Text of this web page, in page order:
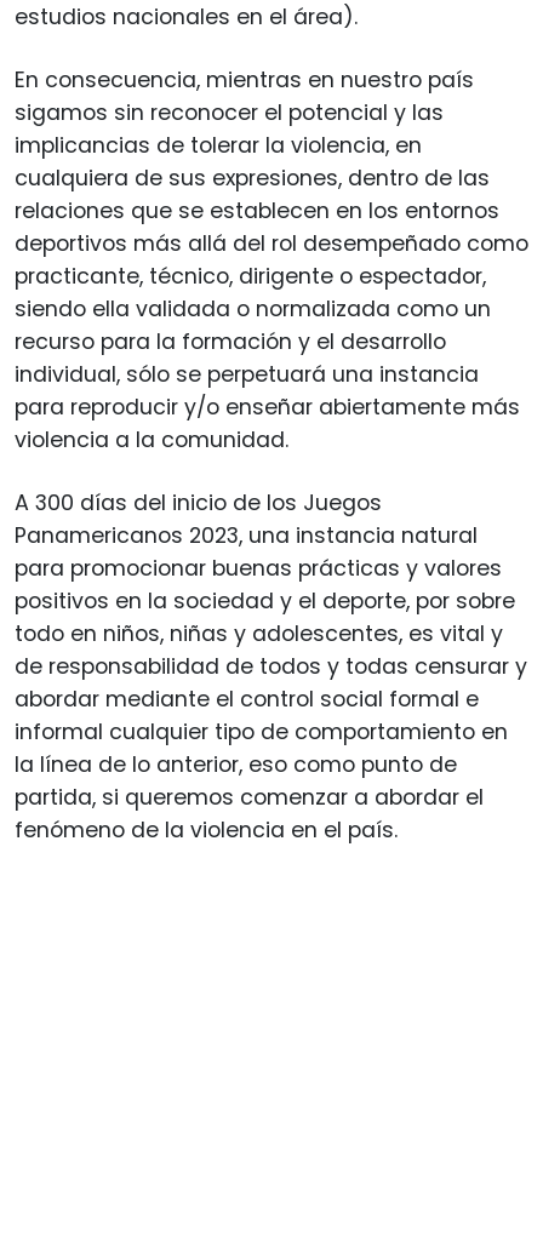
estudios nacionales en el área).
En consecuencia, mientras en nuestro país
sigamos sin reconocer el potencial y las
implicancias de tolerar la violencia, en
cualquiera de sus expresiones, dentro de las
relaciones que se establecen en los entornos
deportivos más allá del rol desempeñado como
practicante, técnico, dirigente o espectador,
siendo ella validada o normalizada como un
recurso para la formación y el desarrollo
individual, sólo se perpetuará una instancia
para reproducir y/o enseñar abiertamente más
violencia a la comunidad.
A 300 días del inicio de los Juegos
Panamericanos 2023, una instancia natural
para promocionar buenas prácticas y valores
positivos en la sociedad y el deporte, por sobre
todo en niños, niñas y adolescentes, es vital y
de responsabilidad de todos y todas censurar y
abordar mediante el control social formal e
informal cualquier tipo de comportamiento en
la línea de lo anterior, eso como punto de
partida, si queremos comenzar a abordar el
fenómeno de la violencia en el país.